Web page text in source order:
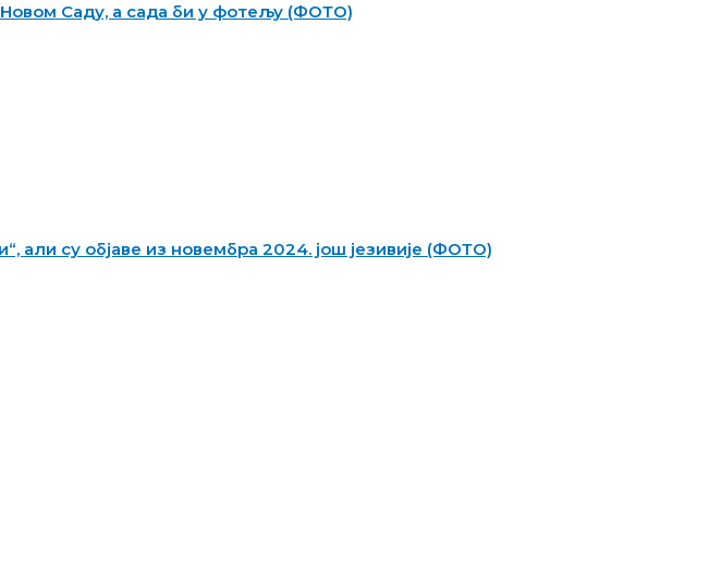
Саду, а сада би у фотељу (ФОТО)
али су објаве из новембра 2024. још језивије (ФОТО)